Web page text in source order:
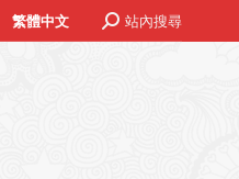
繁體中文 Search:站內搜尋
高中生專區